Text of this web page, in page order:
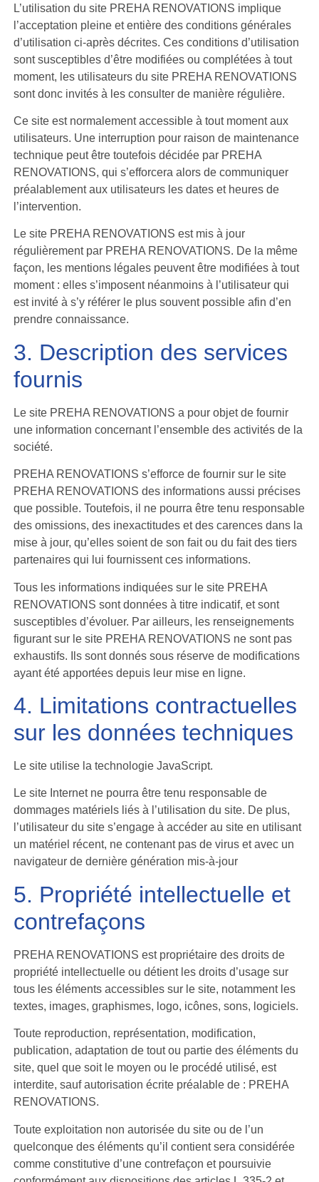
L’utilisation du site PREHA RENOVATIONS implique
l’acceptation pleine et entière des conditions générales
d’utilisation ci-après décrites. Ces conditions d’utilisation
sont susceptibles d’être modifiées ou complétées à tout
moment, les utilisateurs du site PREHA RENOVATIONS
sont donc invités à les consulter de manière régulière.
Ce site est normalement accessible à tout moment aux
utilisateurs. Une interruption pour raison de maintenance
technique peut être toutefois décidée par PREHA
RENOVATIONS, qui s’efforcera alors de communiquer
préalablement aux utilisateurs les dates et heures de
l’intervention.
Le site PREHA RENOVATIONS est mis à jour
régulièrement par PREHA RENOVATIONS. De la même
façon, les mentions légales peuvent être modifiées à tout
moment : elles s’imposent néanmoins à l’utilisateur qui
est invité à s’y référer le plus souvent possible afin d’en
prendre connaissance.
3. Description des services
fournis
Le site PREHA RENOVATIONS a pour objet de fournir
une information concernant l’ensemble des activités de la
société.
PREHA RENOVATIONS s’efforce de fournir sur le site
PREHA RENOVATIONS des informations aussi précises
que possible. Toutefois, il ne pourra être tenu responsable
des omissions, des inexactitudes et des carences dans la
mise à jour, qu’elles soient de son fait ou du fait des tiers
partenaires qui lui fournissent ces informations.
Tous les informations indiquées sur le site PREHA
RENOVATIONS sont données à titre indicatif, et sont
susceptibles d’évoluer. Par ailleurs, les renseignements
figurant sur le site PREHA RENOVATIONS ne sont pas
exhaustifs. Ils sont donnés sous réserve de modifications
ayant été apportées depuis leur mise en ligne.
4. Limitations contractuelles
sur les données techniques
Le site utilise la technologie JavaScript.
Le site Internet ne pourra être tenu responsable de
dommages matériels liés à l’utilisation du site. De plus,
l’utilisateur du site s’engage à accéder au site en utilisant
un matériel récent, ne contenant pas de virus et avec un
navigateur de dernière génération mis-à-jour
5. Propriété intellectuelle et
contrefaçons
PREHA RENOVATIONS est propriétaire des droits de
propriété intellectuelle ou détient les droits d’usage sur
tous les éléments accessibles sur le site, notamment les
textes, images, graphismes, logo, icônes, sons, logiciels.
Toute reproduction, représentation, modification,
publication, adaptation de tout ou partie des éléments du
site, quel que soit le moyen ou le procédé utilisé, est
interdite, sauf autorisation écrite préalable de : PREHA
RENOVATIONS.
Toute exploitation non autorisée du site ou de l’un
quelconque des éléments qu’il contient sera considérée
comme constitutive d’une contrefaçon et poursuivie